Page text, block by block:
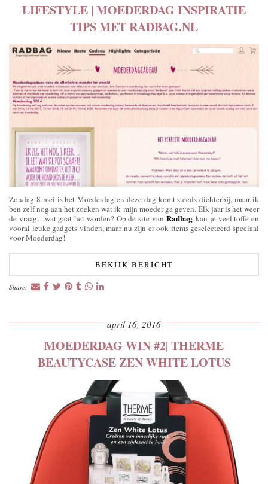
LIFESTYLE | MOEDERDAG INSPIRATIE
TIPS MET RADBAG.NL
Zondag 8 mei is het Moederdag en deze dag komt steeds dichterbij, maar ik
ben zelf nog aan het zoeken wat ik mijn moeder ga geven. Elk jaar is het weer
de vraag…wat gaat het worden? Op de site vanRadbag kan je veel toffe en
vooral leuke gadgets vinden, maar nu zijn er ook items geselecteerd speciaal
voor Moederdag!
BEKIJK BERICHT
Share:
april 16, 2016
MOEDERDAG WIN #2| THERME
BEAUTYCASE ZEN WHITE LOTUS